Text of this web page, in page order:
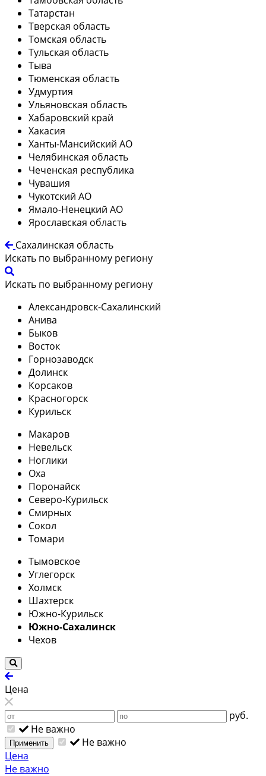
Татарстан
Тверская область
Томская область
Тульская область
Тыва
Тюменская область
Удмуртия
Ульяновская область
Хабаровский край
Хакасия
Ханты-Мансийский АО
Челябинская область
Чеченская республика
Чувашия
Чукотский АО
Ямало-Ненецкий АО
Ярославская область
Сахалинская область
Искать по выбранному региону
Искать по выбранному региону
Александровск-Сахалинский
Анива
Быков
Восток
Горнозаводск
Долинск
Корсаков
Красногорск
Курильск
Макаров
Невельск
Ноглики
Оха
Поронайск
Северо-Курильск
Смирных
Сокол
Томари
Тымовское
Углегорск
Холмск
Шахтерск
Южно-Курильск
Южно-Сахалинск
Чехов
Цена
руб.
Не важно
Применить
Не важно
Цена
Не важно